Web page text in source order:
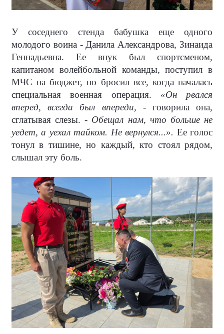
У соседнего стенда бабушка еще одного
молодого воина - Данила Александрова, Зинаида
Геннадьевна. Ее внук был спортсменом,
капитаном волейбольной команды, поступил в
МЧС на бюджет, но бросил все, когда началась
специальная военная операция. «Он рвался
вперед, всегда был впереди, - говорила она,
сглатывая слезы. - Обещал нам, что больше не
уедет, а уехал тайком. Не вернулся...». Ее голос
тонул в тишине, но каждый, кто стоял рядом,
слышал эту боль.